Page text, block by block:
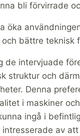
bli förvirrade
öka
bättre teknisk
de intervjuade
struktur och
Denna
i maskiner
ingå i
av